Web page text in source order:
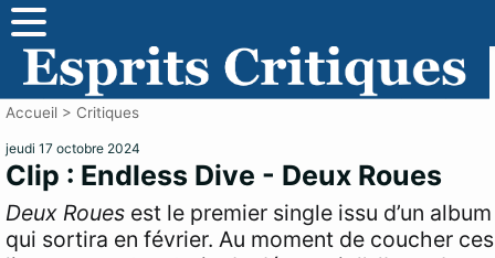
Accueil > Critiques
jeudi 17 octobre 2024
Clip : Endless Dive - Deux Roues
Deux Roues est le premier single issu d’un album
qui sortira en février. Au moment de coucher ces